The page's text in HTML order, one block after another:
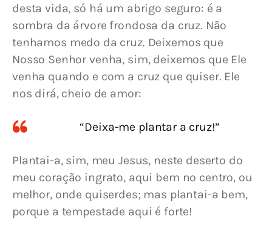
desta vida, só há um abrigo seguro: é a
sombra da árvore frondosa da cruz. Não
tenhamos medo da cruz. Deixemos que
Nosso Senhor venha, sim, deixemos que Ele
venha quando e com a cruz que quiser. Ele
nos dirá, cheio de amor:
“Deixa-me plantar a cruz!”
Plantai-a, sim, meu Jesus, neste deserto do
meu coração ingrato, aqui bem no centro, ou
melhor, onde quiserdes; mas plantai-a bem,
porque a tempestade aqui é forte!